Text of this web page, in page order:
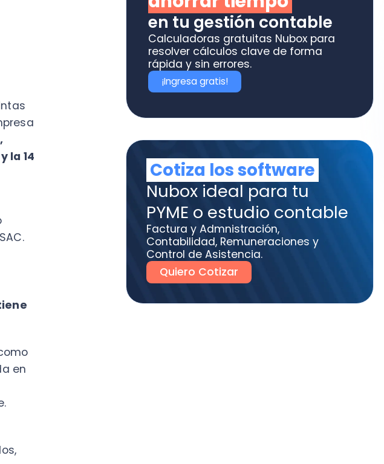
Cotiza los software
Nubox ideal para tu
PYME o estudio contable
Factura y Admnistración,
Control de Asistencia.
Quiero Cotizar